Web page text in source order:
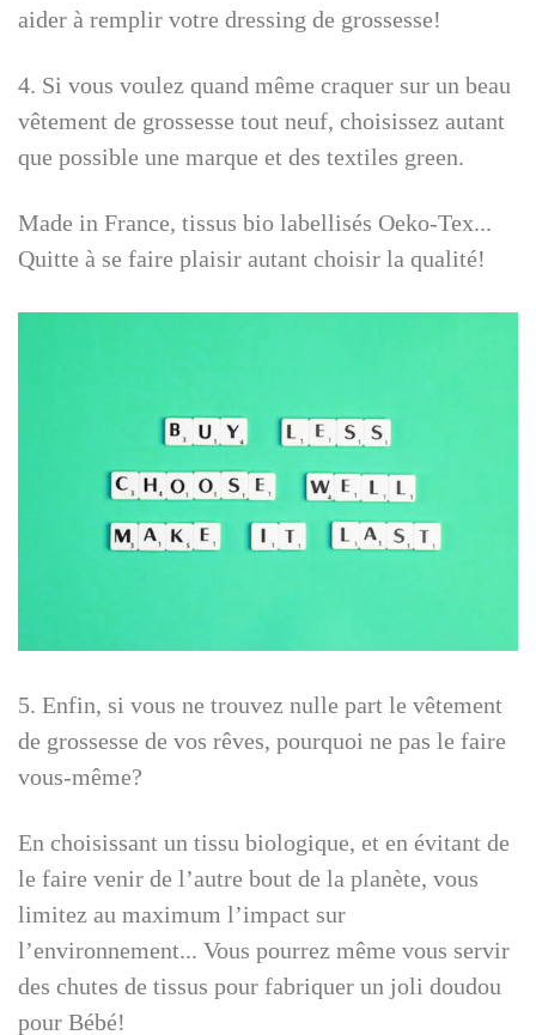
aider à remplir votre dressing de grossesse!
4. Si vous voulez quand même craquer sur un beau
vêtement de grossesse tout neuf, choisissez autant
que possible une marque et des textiles green.
Made in France, tissus bio labellisés Oeko-Tex...
Quitte à se faire plaisir autant choisir la qualité!
5. Enfin, si vous ne trouvez nulle part le vêtement
de grossesse de vos rêves, pourquoi ne pas le faire
vous-même?
En choisissant un tissu biologique, et en évitant de
le faire venir de l’autre bout de la planète, vous
limitez au maximum l’impact sur
l’environnement... Vous pourrez même vous servir
des chutes de tissus pour fabriquer un joli doudou
pour Bébé!